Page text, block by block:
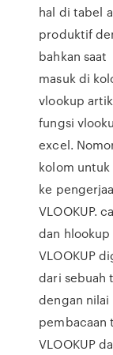
hal di tabel
produktif
bahkan
masuk di
vlookup
fungsi
excel.
kolom
ke
VLOOKUP.
dan
VLOOKUP
dari sebuah
dengan nilai
pembacaan
VLOOKUP